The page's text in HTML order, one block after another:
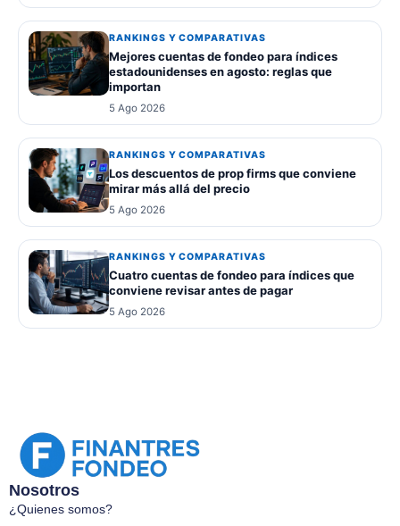
RANKINGS Y COMPARATIVAS
Mejores cuentas de fondeo para índices
estadounidenses en agosto: reglas que
importan
5 Ago 2026
RANKINGS Y COMPARATIVAS
Los descuentos de prop firms que conviene
mirar más allá del precio
5 Ago 2026
RANKINGS Y COMPARATIVAS
Cuatro cuentas de fondeo para índices que
conviene revisar antes de pagar
5 Ago 2026
Nosotros
¿Quienes somos?